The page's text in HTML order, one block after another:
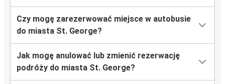
Czy mogę zarezerwować miejsce w autobusie
do miasta St. George?
Jak mogę anulować lub zmienić rezerwację
podróży do miasta St. George?